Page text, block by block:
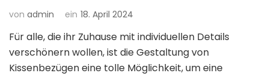
von admin ein 18. April 2024
Für alle, die ihr Zuhause mit individuellen Details
verschönern wollen, ist die Gestaltung von
Kissenbezügen eine tolle Möglichkeit, um eine